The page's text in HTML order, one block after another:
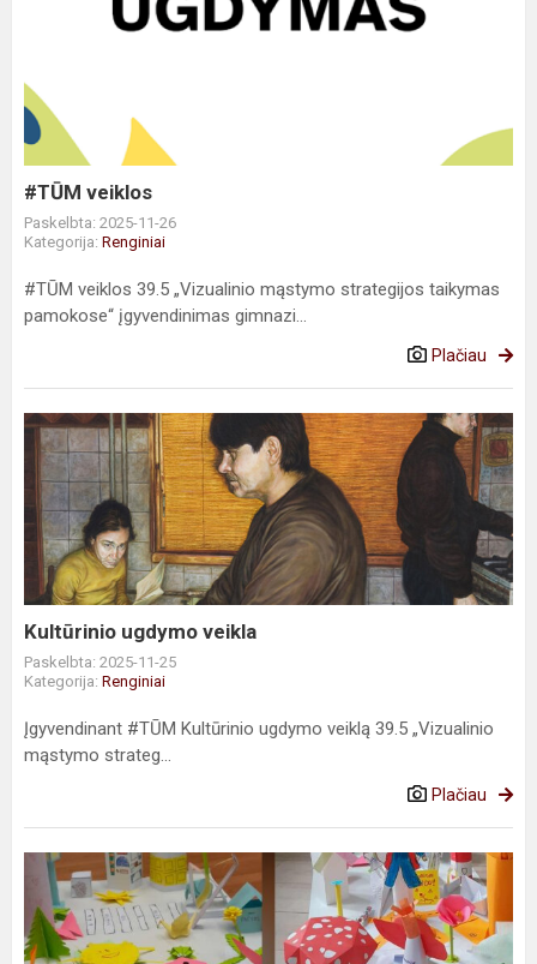
#TŪM veiklos
Paskelbta: 2025-11-26
Kategorija: Renginiai
#TŪM veiklos 39.5 „Vizualinio mąstymo strategijos taikymas
pamokose“ įgyvendinimas gimnazi...
Plačiau
Kultūrinio
ugdymo
veikla
Kultūrinio ugdymo veikla
Paskelbta: 2025-11-25
Kategorija: Renginiai
Įgyvendinant #TŪM Kultūrinio ugdymo veiklą 39.5 „Vizualinio
mąstymo strateg...
Plačiau
Tarptautinės
tolerancijos
dienos
minėjimas